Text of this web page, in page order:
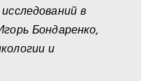
в
Бондаренко,
и